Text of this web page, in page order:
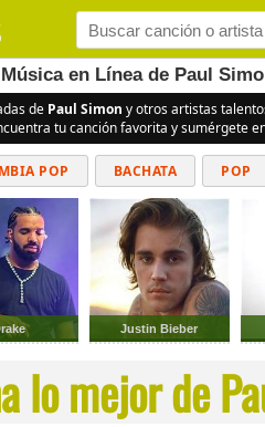
en Línea de Paul
de Paul Simon y otros artistas
tu canción favorita y sumérgete
POP BACHATA POP
Justin Bieber
lo mejor de